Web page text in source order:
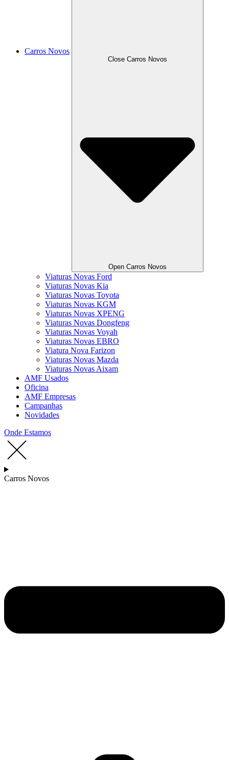
Carros Novos
Close Carros Novos
Open Carros Novos
Viaturas Novas Ford
Viaturas Novas Kia
Viaturas Novas Toyota
Viaturas Novas KGM
Viaturas Novas XPENG
Viaturas Novas Dongfeng
Viaturas Novas Voyah
Viaturas Novas EBRO
Viatura Nova Farizon
Viaturas Novas Mazda
Viaturas Novas Aixam
AMF Usados
Oficina
AMF Empresas
Campanhas
Novidades
Onde Estamos
Carros Novos